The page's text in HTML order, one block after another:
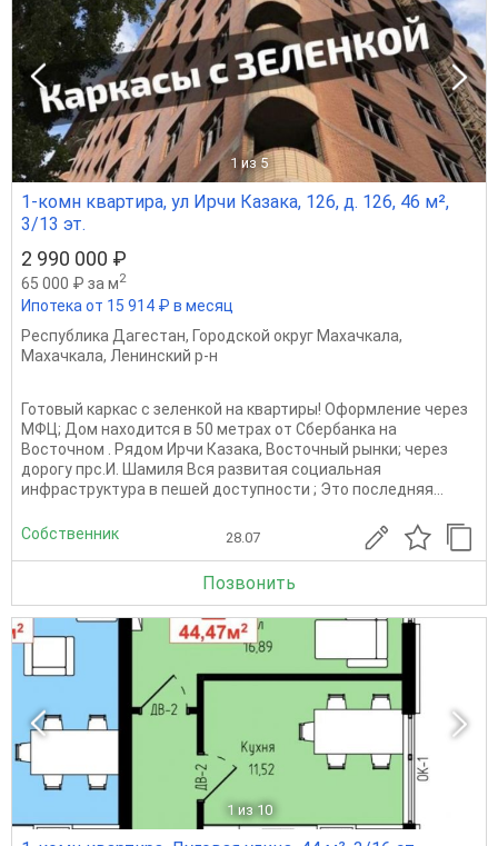
1 из 5
1-комн квартира, ул Ирчи Казака, 126, д. 126, 46 м²,
3/13 эт.
2 990 000 ₽
65 000 ₽ за м2
Ипотека от 15 914 ₽ в месяц
Республика Дагестан, Городской округ Махачкала,
Махачкала, Ленинский р-н
Готовый каркас с зеленкой на квартиры! Оформление через
МФЦ; Дом находится в 50 метрах от Сбербанка на
Восточном . Рядом Ирчи Казака, Восточный рынки; через
дорогу прс.И. Шамиля Вся развитая социальная
инфраструктура в пешей доступности ; Это последняя...
Собственник 28.07
Позвонить
1 из 10